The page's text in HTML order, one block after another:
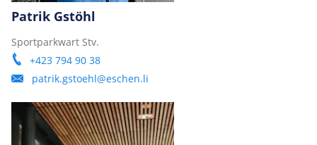
Patrik Gstöhl
Sportparkwart Stv.
+423 794 90 38
patrik.gstoehl@eschen.li